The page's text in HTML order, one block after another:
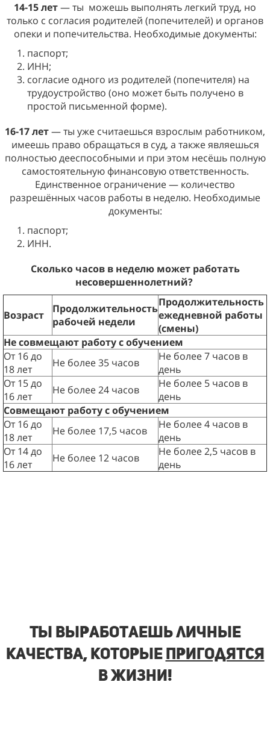
14-15 лет— ты можешь выполнять легкий труд, но
только с согласия родителей (попечителей) и органов
опеки и попечительства. Необходимые документы:
паспорт;
ИНН;
согласие одного из родителей (попечителя) на
трудоустройство (оно может быть получено в
простой письменной форме).
16-17 лет— ты уже считаешься взрослым работником,
имеешь право обращаться в суд, а также являешься
полностью дееспособными и при этом несёшь полную
самостоятельную финансовую ответственность.
Единственное ограничение — количество
разрешённых часов работы в неделю. Необходимые
документы:
паспорт;
ИНН.
Сколько часов в неделю может работать
несовершеннолетний?
Возраст
Продолжительность
рабочей недели
Продолжительность
ежедневной работы
(смены)
Не совмещают работу с обучением
От 16 до
18 лет
Не более 35 часов
Не более 7 часов в
день
От 15 до
16 лет
Не более 24 часов
Не более 5 часов в
день
Совмещают работу с обучением
От 16 до
18 лет
Не более 17,5 часов
Не более 4 часов в
день
От 14 до
16 лет
Не более 12 часов
Не более 2,5 часов в
день
Ты выработаешь личные
качества, которыепригодятся
в жизни!